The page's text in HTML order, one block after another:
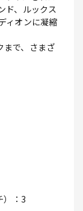
ド、ルックス
ィオンに凝縮
まで、さまざ
：3